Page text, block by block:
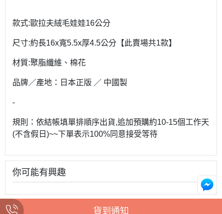
款式:歐拉夫絨毛娃娃16公分
尺寸:約長16x寬5.5x厚4.5公分【此賣場共1款】
材質:聚脂纖維、棉花
品牌／產地：日本正版 ／ 中國製
-
規則：依結帳填單排順序出貨,追加預購約10-15個工作天
(不含假日)~~下單表示100%同意接受等待
你可能有興趣
貨到通知